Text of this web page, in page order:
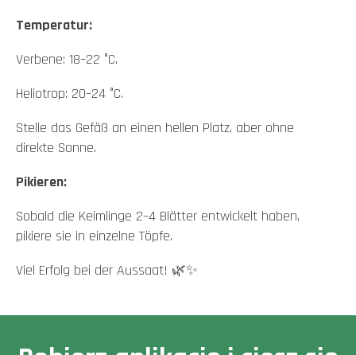
Temperatur:
Verbene: 18–22 °C.
Heliotrop: 20–24 °C.
Stelle das Gefäß an einen hellen Platz, aber ohne
direkte Sonne.
Pikieren:
Sobald die Keimlinge 2–4 Blätter entwickelt haben,
pikiere sie in einzelne Töpfe.
Viel Erfolg bei der Aussaat! 🌿✨